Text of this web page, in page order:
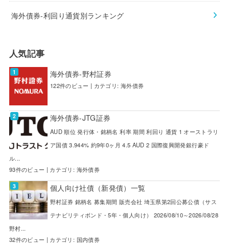
海外債券-利回り通貨別ランキング
人気記事
海外債券-野村証券
122件のビュー | カテゴリ: 海外債券
海外債券-JTG証券
AUD 順位 発行体・銘柄名 利率 期間 利回り 通貨 1 オーストラリ
ア国債 3.944% 約9年0ヶ月 4.5 AUD 2 国際復興開発銀行豪ド
ル...
93件のビュー | カテゴリ: 海外債券
個人向け社債（新発債）一覧
野村証券 銘柄名 募集期間 販売会社 埼玉県第2回公募公債（サス
テナビリティボンド・5年・個人向け） 2026/08/10～2026/08/28
野村...
32件のビュー | カテゴリ: 国内債券